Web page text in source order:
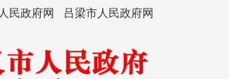
民政府网 吕梁市人民政府网